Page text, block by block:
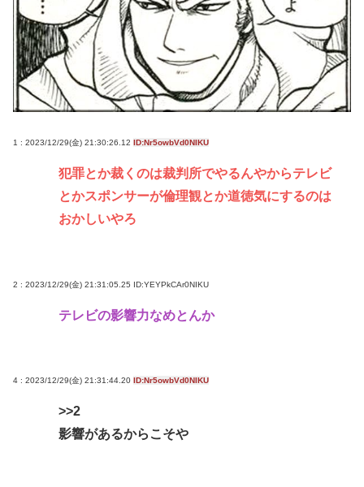
ーも公開… トラック、バスなどに大量物資を搭載し
て熊本へ
「居眠り運転かな？」→何度も追突→夫婦「これは
事故じゃない」と気付く…
中2男子、野球部の練習中に頭部を強打しCT検査
千葉駅→とみ田、杉田家、蒙古タンメン、二郎、一
蘭、武蔵家、雷、ラーショ、一風堂etc…ラーメン最
強かよ？？
1 : 2023/12/29(金) 21:30:26.12 ID:Nr5owbVd0NIKU
犯罪とか裁くのは裁判所でやるんやからテレビ
とかスポンサーが倫理観とか道徳気にするのは
おかしいやろ
2 : 2023/12/29(金) 21:31:05.25 ID:YEYPkCAr0NIKU
テレビの影響力なめとんか
4 : 2023/12/29(金) 21:31:44.20 ID:Nr5owbVd0NIKU
>>2
影響があるからこそや